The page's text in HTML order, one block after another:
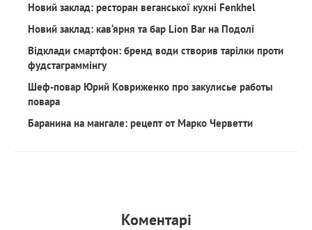
Новий заклад: ресторан веганської кухні Fenkhel
Новий заклад: кав‘ярня та бар Lion Bar на Подолі
Відклади смартфон: бренд води створив тарілки проти
фудстаграммінгу
Шеф-повар Юрий Ковриженко про закулисье работы
повара
Баранина на мангале: рецепт от Марко Черветти
Коментарi